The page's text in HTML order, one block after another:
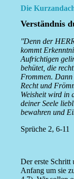
Die
Verständnis
''Denn der
kommt
Aufrichtigen
behütet, die
Frommen.
Recht und
Weisheit wird in
deiner Seele
bewahren und
Sprüche 2, 6-11
Der erste Schritt
Anfang um sie